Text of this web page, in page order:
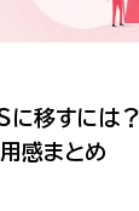
移すには
用感まとめ